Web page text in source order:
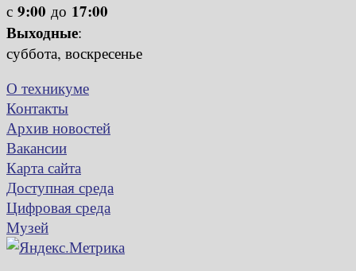
с 9:00 до 17:00
Выходные:
суббота, воскресенье
О техникуме
Контакты
Архив новостей
Вакансии
Карта сайта
Доступная среда
Цифровая среда
Музей